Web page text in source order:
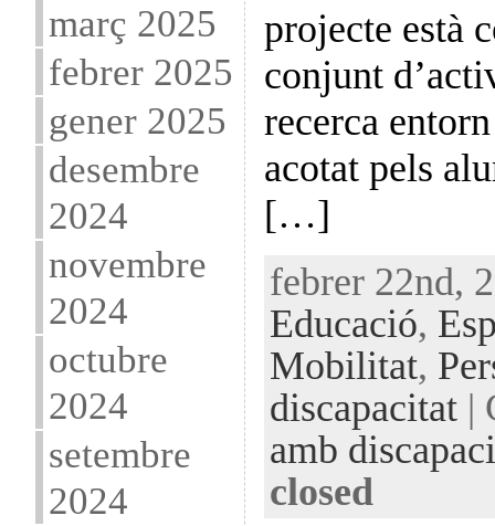
març 2025
febrer 2025
gener 2025
desembre
2024
novembre
2024
octubre
2024
setembre
2024
projecte està
conjunt
recerca
acotat pels
[…]
febrer 22nd,
Educació,
Mobilitat,
discapacitat|
amb
closed